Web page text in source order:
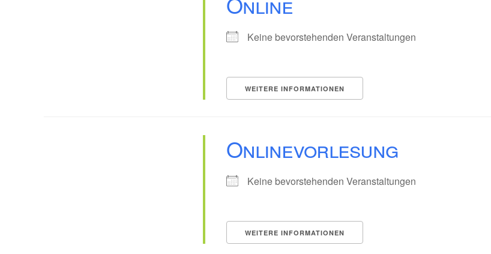
Keine bevorstehenden Veranstaltungen
WEITERE INFORMATIONEN
Onlinevorlesung
Keine bevorstehenden Veranstaltungen
WEITERE INFORMATIONEN